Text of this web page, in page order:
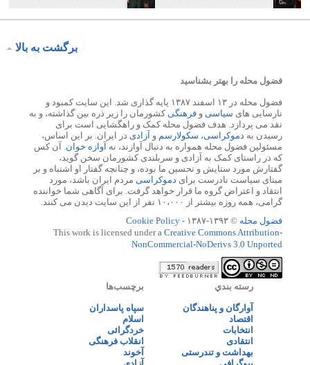
برگشت به بالا
فضول محله را بهتر بشناسید
فضول محله در ۱۳ اسفند ۱۳۸۷ پایه گذاری شد. این سایت کمبود و
نارسایی های سیاسی و فرهنگیکشورمان را زیر ذره بین گذاشته، و به
نقد می پردازد. هدف فضول محله کمک و راهگشایی است برای
رسیدن به دموکراسی، سکولارسم و آزادی در ایران. بر این اساس،
مسئولین فضول محله همواره به دنبال آوازند، نه آوازه خوان. آن کس
که در راستای کمک به آزادی و سربلندی کشورمان سخن گوید،
گفتارش مورد ستایش و تحسین ما بوده، و چنانچه گفتار او اشتباه و بر
مبنای سیاست نادرست برای دموکراسی مردم ایران باشد، مورد
انتقاد و اعتراض گروه ما قرار خواهد گرفت. برای آگاهی شما خواننده
گرامی، همه روزه بیشتر از ۱۰،۰۰۰ نفر از این سایت دیدن می کنند.
فضول محله © ۱۳۹۳-۱۳۸۷ -
Cookie Policy
This work is licensed under a Creative Commons Attribution-
NonCommercial-NoDerivs 3.0 Unported
رسته بندي
آوارگان و پناهندگان
اقتصاد
انتخابات
انتقادی
بهداشت و تندرستی
برچسب‌ها
سپاه پاسداران
اسلام
خردگرائی
انقلاب فرهنگی
آخوند